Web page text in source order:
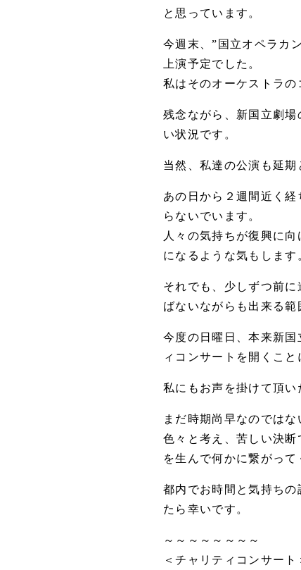
と思っています。
今週末、”国立オペラカ
上演予定でした。
私はそのオーケストラの
残念ながら、新国立劇
い状況です。
当然、私達の公演も延期
あの日から２週間近く
らないでいます。
人々の気持ちが復興に
になるような気もします
それでも、少しずつ前
ばないながらも出来る範
今度の日曜日、本来新
ィコンサートを開くこと
私にもお声を掛けて頂い
まだ時期尚早なのでは
色々と考え、苦しい決
を生んで何かに繋がって
都内でお時間と気持ち
たら幸いです。
～～～～～～～～
＜チャリティコンサート